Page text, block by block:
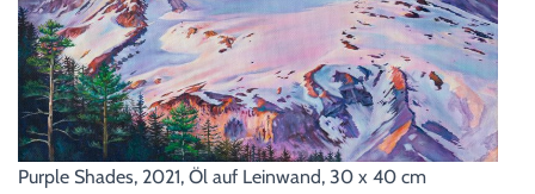
Purple Shades, 2021, Öl auf Leinwand, 30 x 40 cm